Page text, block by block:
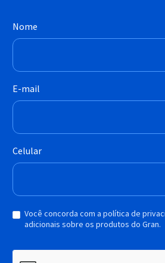
Nome
E-mail
Celular
Você concorda com a política de
adicionais sobre os produtos do Gran.